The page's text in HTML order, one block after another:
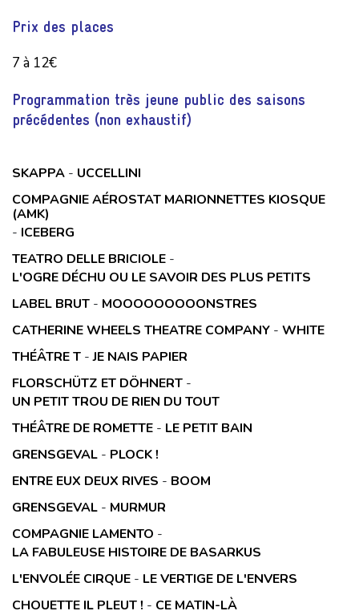
Prix des places
7 à 12€
Programmation très jeune public des saisons
précédentes (non exhaustif)
SKAPPA - UCCELLINI
COMPAGNIE AÉROSTAT MARIONNETTES KIOSQUE
(AMK)
- ICEBERG
TEATRO DELLE BRICIOLE -
L'OGRE DÉCHU OU LE SAVOIR DES PLUS PETITS
LABEL BRUT - MOOOOOOOOONSTRES
CATHERINE WHEELS THEATRE COMPANY - WHITE
THÉÂTRE T -JE NAIS PAPIER
FLORSCHÜTZ ET DÖHNERT -
UN PETIT TROU DE RIEN DU TOUT
THÉÂTRE DE ROMETTE - LE PETIT BAIN
GRENSGEVAL - PLOCK !
ENTRE EUX DEUX RIVES - BOOM
GRENSGEVAL - MURMUR
COMPAGNIE LAMENTO -
LA FABULEUSE HISTOIRE DE BASARKUS
L'ENVOLÉE CIRQUE - LE VERTIGE DE L'ENVERS
CHOUETTE IL PLEUT ! - CE MATIN-LÀ